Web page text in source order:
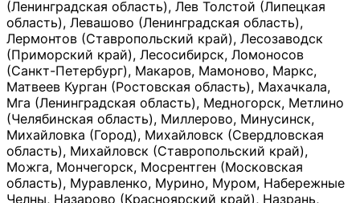
(Ленинградская область), Лев Толстой (Липецкая
область), Левашово (Ленинградская область),
Лермонтов (Ставропольский край), Лесозаводск
(Приморский край), Лесосибирск, Ломоносов
(Санкт-Петербург), Макаров, Мамоново, Маркс,
Матвеев Курган (Ростовская область), Махачкала,
Мга (Ленинградская область), Медногорск, Метлино
(Челябинская область), Миллерово, Минусинск,
Михайловка (Город), Михайловск (Свердловская
область), Михайловск (Ставропольский край),
Можга, Мончегорск, Мосрентген (Московская
область), Муравленко, Мурино, Муром, Набережные
Челны, Назарово (Красноярский край), Назрань,